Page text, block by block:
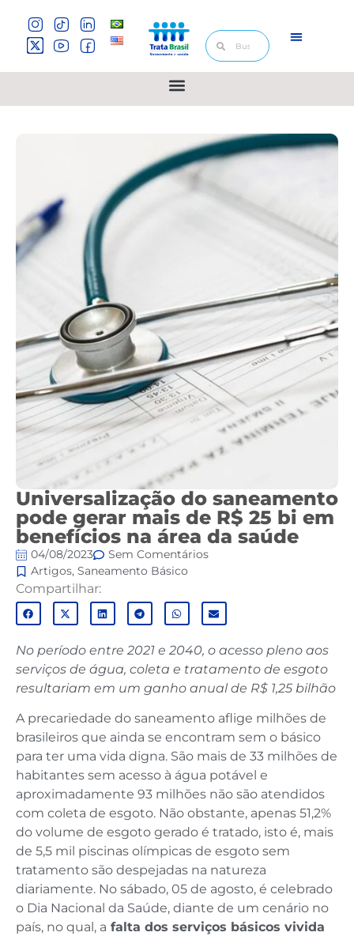
Universalização do saneamento
pode gerar mais de R$ 25 bi em
benefícios na área da saúde
04/08/2023
Sem Comentários
Artigos, Saneamento Básico
Compartilhar:
No período entre 2021 e 2040, o acesso pleno aos
serviços de água, coleta e tratamento de esgoto
resultariam em um ganho anual de R$ 1,25 bilhão
A precariedade do saneamento aflige milhões de
brasileiros que ainda se encontram sem o básico
para ter uma vida digna. São mais de 33 milhões de
habitantes sem acesso à água potável e
aproximadamente 93 milhões não são atendidos
com coleta de esgoto. Não obstante, apenas 51,2%
do volume de esgoto gerado é tratado, isto é, mais
de 5,5 mil piscinas olímpicas de esgoto sem
tratamento são despejadas na natureza
diariamente. No sábado, 05 de agosto, é celebrado
o Dia Nacional da Saúde, diante de um cenário no
país, no qual, a falta dos serviços básicos vivida